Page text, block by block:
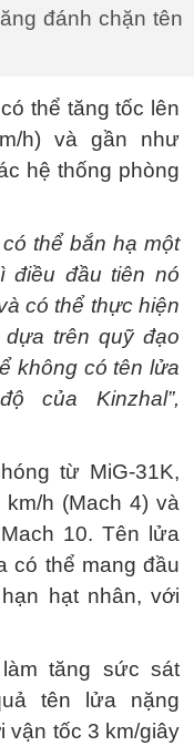
đánh chặn tên
thể tăng tốc lên
h) và gần như
hệ thống phòng
thể bắn hạ một
điều đầu tiên nó
có thể thực hiện
trên quỹ đạo
không có tên lửa
của Kinzhal”,
từ MiG-31K,
h (Mach 4) và
10. Tên lửa
có thể mang đầu
hạt nhân, với
tăng sức sát
tên lửa nặng
vận tốc 3 km/giây